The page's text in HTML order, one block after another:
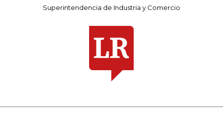
Superintendencia de Industria y Comercio